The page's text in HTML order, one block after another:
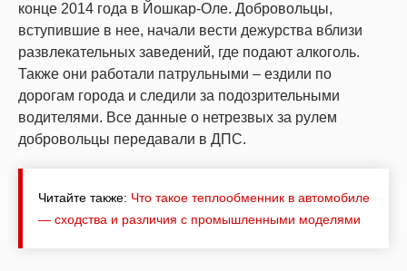
конце 2014 года в Йошкар-Оле. Добровольцы,
вступившие в нее, начали вести дежурства вблизи
развлекательных заведений, где подают алкоголь.
Также они работали патрульными – ездили по
дорогам города и следили за подозрительными
водителями. Все данные о нетрезвых за рулем
добровольцы передавали в ДПС.
Читайте также: Что такое теплообменник в автомобиле
— сходства и различия с промышленными моделями